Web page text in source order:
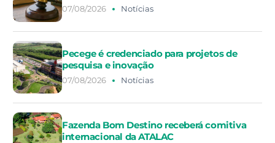
07/08/2026 Notícias
Pecege é credenciado para projetos de
pesquisa e inovação
07/08/2026 Notícias
Fazenda Bom Destino receberá comitiva
internacional da ATALAC